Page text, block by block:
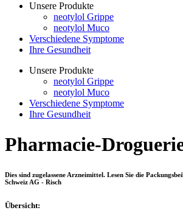
Unsere Produkte
neotylol Grippe
neotylol Muco
Verschiedene Symptome
Ihre Gesundheit
Unsere Produkte
neotylol Grippe
neotylol Muco
Verschiedene Symptome
Ihre Gesundheit
Pharmacie-
Dies sind zugelassene Arzneimittel. Lesen Sie die
Schweiz AG - Risch
Übersicht: